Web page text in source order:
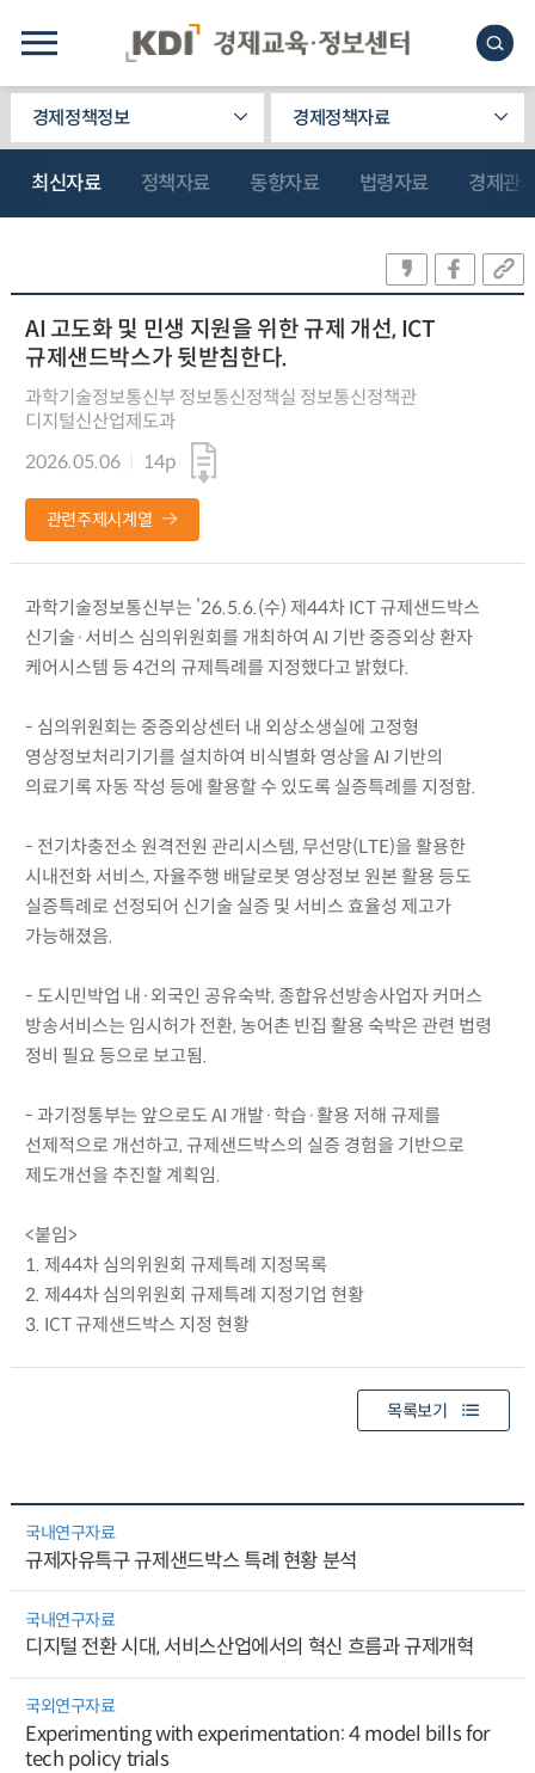
경제정책정보 경제정책자료
최신자료 정책자료 동향자료 법령자료 경제관
AI 고도화 및 민생 지원을 위한 규제 개선, ICT
규제샌드박스가 뒷받침한다.
과학기술정보통신부 정보통신정책실 정보통신정책관
디지털신산업제도과
2026.05.06
14p
관련주제시계열
과학기술정보통신부는 ’26.5.6.(수) 제44차 ICT 규제샌드박스
신기술·서비스 심의위원회를 개최하여 AI 기반 중증외상 환자
케어시스템 등 4건의 규제특례를 지정했다고 밝혔다.
- 심의위원회는 중증외상센터 내 외상소생실에 고정형
영상정보처리기기를 설치하여 비식별화 영상을 AI 기반의
의료기록 자동 작성 등에 활용할 수 있도록 실증특례를 지정함.
- 전기차충전소 원격전원 관리시스템, 무선망(LTE)을 활용한
시내전화 서비스, 자율주행 배달로봇 영상정보 원본 활용 등도
실증특례로 선정되어 신기술 실증 및 서비스 효율성 제고가
가능해졌음.
- 도시민박업 내·외국인 공유숙박, 종합유선방송사업자 커머스
방송서비스는 임시허가 전환, 농어촌 빈집 활용 숙박은 관련 법령
정비 필요 등으로 보고됨.
- 과기정통부는 앞으로도 AI 개발·학습·활용 저해 규제를
선제적으로 개선하고, 규제샌드박스의 실증 경험을 기반으로
제도개선을 추진할 계획임.
<붙임>
1. 제44차 심의위원회 규제특례 지정목록
2. 제44차 심의위원회 규제특례 지정기업 현황
3. ICT 규제샌드박스 지정 현황
목록보기
국내연구자료
규제자유특구 규제샌드박스 특례 현황 분석
국내연구자료
디지털 전환 시대, 서비스산업에서의 혁신 흐름과 규제개혁
국외연구자료
Experimenting with experimentation: 4 model bills for
tech policy trials